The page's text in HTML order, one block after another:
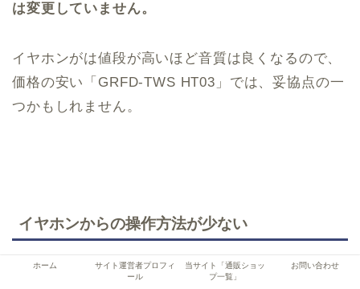
は変更していません。
イヤホンがは値段が高いほど音質は良くなるので、
価格の安い「GRFD-TWS HT03」では、妥協点の一
つかもしれません。
イヤホンからの操作方法が少ない
イヤホンのタッチセンサーから曲の操作は「再生/一
ホーム
サイト運営者プロフィ
ール
当サイト「通販ショッ
プ一覧」
お問い合わせ